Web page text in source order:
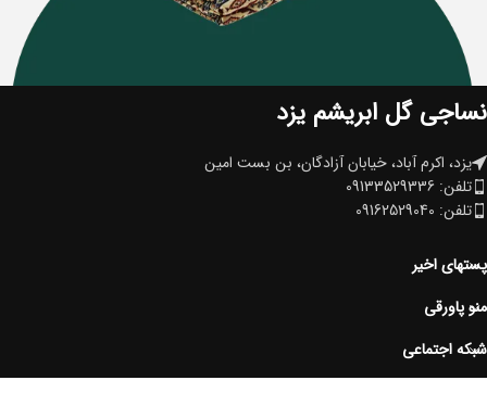
نساجی گل ابریشم یزد
یزد، اکرم آباد، خیابان آزادگان، بن بست امین
تلفن: 09133529336
تلفن: 09162529040
پستهای اخیر
منو پاورقی
شبکه اجتماعی